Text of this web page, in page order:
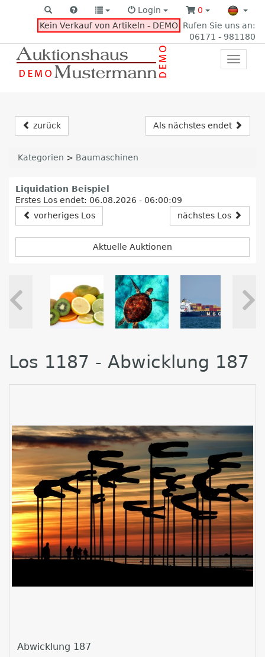
Login
0
Kein Verkauf von Artikeln - DEMO Rufen Sie uns an:
06171 - 981180
Toggle
zurück Als nächstes endet
Kategorien > Baumaschinen
Liquidation Beispiel
Erstes Los endet: 06.08.2026 - 06:00:09
vorheriges Los
nächstes Los
Aktuelle Auktionen
Los 1187 - Abwicklung 187
Abwicklung 187